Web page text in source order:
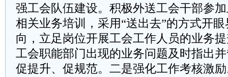
强工会队伍建设。积极外送工会干部参
相关业务培训，采用“送出去”的方式开
向，立足岗位开展工会工作人员的业务
工会职能部门出现的业务问题及时指出
促提升、促规范。二是强化工作考核激